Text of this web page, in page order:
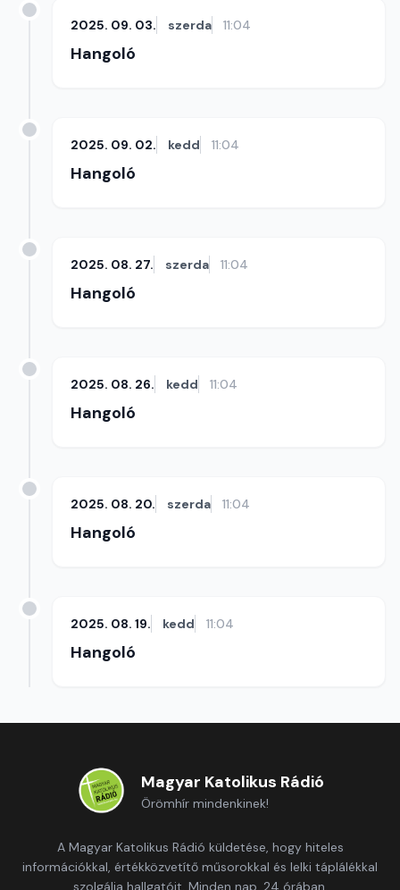
2025. 09. 03. szerda 11:04
Hangoló
2025. 09. 02. kedd 11:04
Hangoló
2025. 08. 27. szerda 11:04
Hangoló
2025. 08. 26. kedd 11:04
Hangoló
2025. 08. 20. szerda 11:04
Hangoló
2025. 08. 19. kedd 11:04
Hangoló
Magyar Katolikus Rádió
Örömhír mindenkinek!
A Magyar Katolikus Rádió küldetése, hogy hiteles
információkkal, értékközvetítő műsorokkal és lelki táplálékkal
szolgálja hallgatóit. Minden nap, 24 órában.